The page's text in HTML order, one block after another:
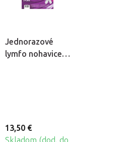
Jednorazové
lymfo nohavice z
13,50 €